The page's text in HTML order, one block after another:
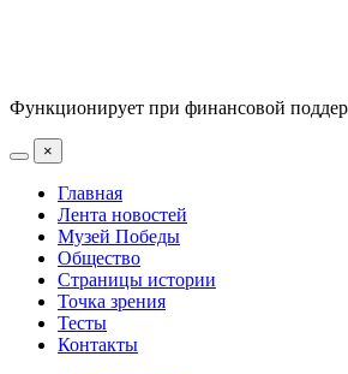
Функционирует при финансовой
×
Главная
Лента новостей
Музей Победы
Общество
Страницы истории
Точка зрения
Тесты
Контакты